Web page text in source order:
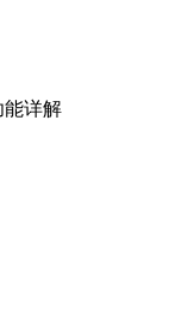
能详解